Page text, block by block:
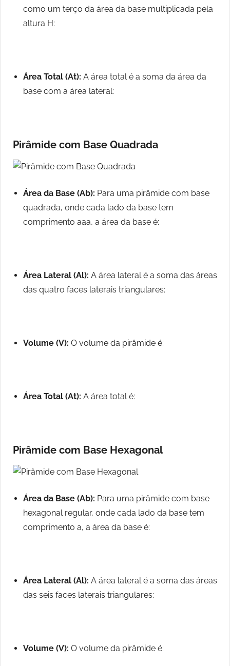
como um terço da área da base multiplicada pela
altura H:
Área Total (At): A área total é a soma da área da
base com a área lateral:
Pirâmide com Base Quadrada
Área da Base (Ab): Para uma pirâmide com base
quadrada, onde cada lado da base tem
comprimento aaa, a área da base é:
Área Lateral (Al): A área lateral é a soma das áreas
das quatro faces laterais triangulares:
Volume (V): O volume da pirâmide é:
Área Total (At): A área total é:
Pirâmide com Base Hexagonal
Área da Base (Ab): Para uma pirâmide com base
hexagonal regular, onde cada lado da base tem
comprimento a, a área da base é:
Área Lateral (Al): A área lateral é a soma das áreas
das seis faces laterais triangulares:
Volume (V): O volume da pirâmide é: